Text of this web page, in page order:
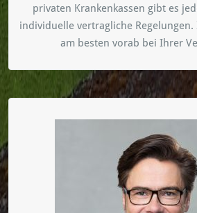
privaten Krankenkassen gibt es
individuelle vertragliche
am besten vorab bei Ihrer